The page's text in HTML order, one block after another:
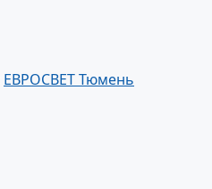
ЕВРОСВЕТ Тюмень